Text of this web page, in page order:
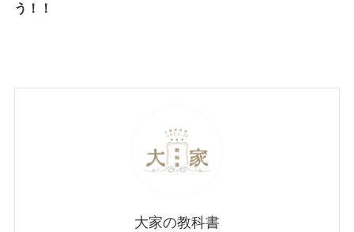
う！！
大家の教科書